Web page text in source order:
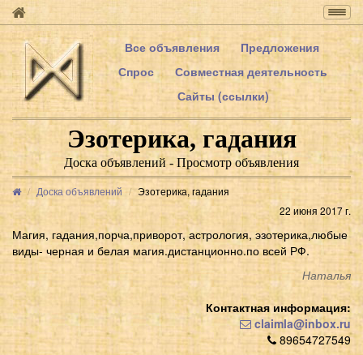
Все объявления
Предложения
Спрос
Совместная деятельность
Сайты (ссылки)
Эзотерика, гадания
Доска объявлений - Просмотр объявления
Доска объявлений
Эзотерика, гадания
22 июня 2017 г.
Магия, гадания,порча,приворот, астрология, эзотерика,любые
виды- черная и белая магия.дистанционно.по всей РФ.
Наталья
Контактная информация:
claimla@inbox.ru
89654727549